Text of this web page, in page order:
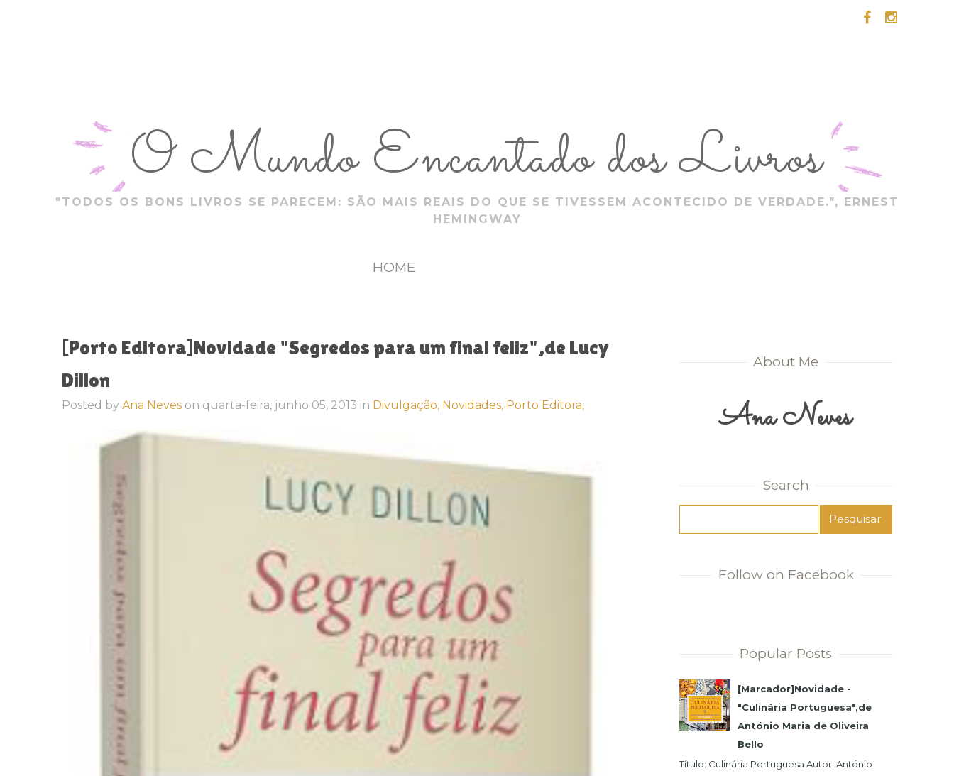
O Mundo Encantado dos Livros
"TODOS OS BONS LIVROS SE PARECEM: SÃO MAIS REAIS DO QUE SE TIVESSEM ACONTECIDO DE VERDADE.", ERNEST
HEMINGWAY
HOME
[Porto Editora]Novidade "Segredos para um final feliz",de Lucy
Dillon
Posted by Ana Neves on quarta-feira, junho 05, 2013 in Divulgação, Novidades, Porto Editora,
About Me
Ana Neves
Search
Follow on Facebook
Popular Posts
[Marcador]Novidade -
"Culinária Portuguesa",de
António Maria de Oliveira
Bello
Título: Culinária Portuguesa Autor: António